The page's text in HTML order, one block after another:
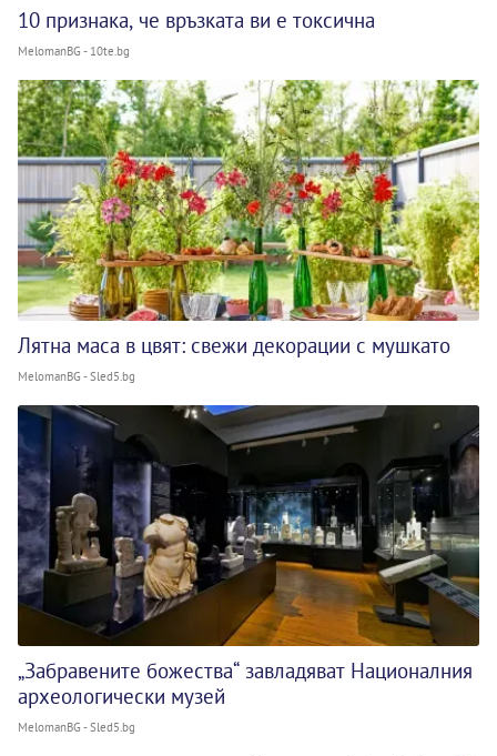
10 признака, че връзката ви е токсична
MelomanBG - 10te.bg
Лятна маса в цвят: свежи декорации с мушкато
MelomanBG - Sled5.bg
„Забравените божества“ завладяват Националния
археологически музей
MelomanBG - Sled5.bg